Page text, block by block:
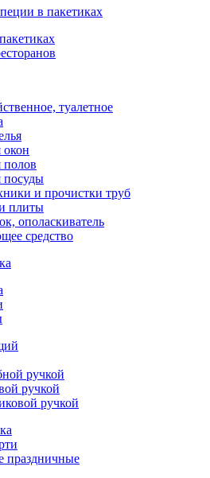
в пакетиках
туалетное
окон
полов
посуды
и прочистки труб
плиты
ополаскиватель
средство
ручкой
ручкой
ручкой
праздничные